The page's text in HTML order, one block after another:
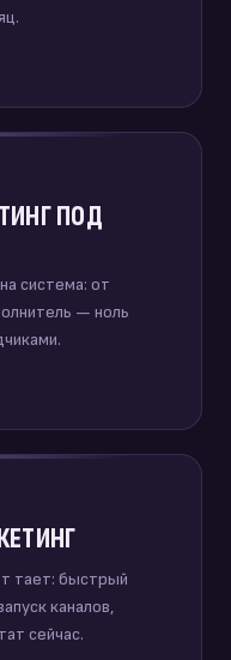
ПОД
система: от
— ноль
тает: быстрый
каналов,
сейчас.